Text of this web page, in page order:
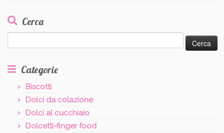
Cerca
per:
Categorie
Biscotti
Dolci da colazione
Dolci al cucchiaio
Dolcetti-finger food